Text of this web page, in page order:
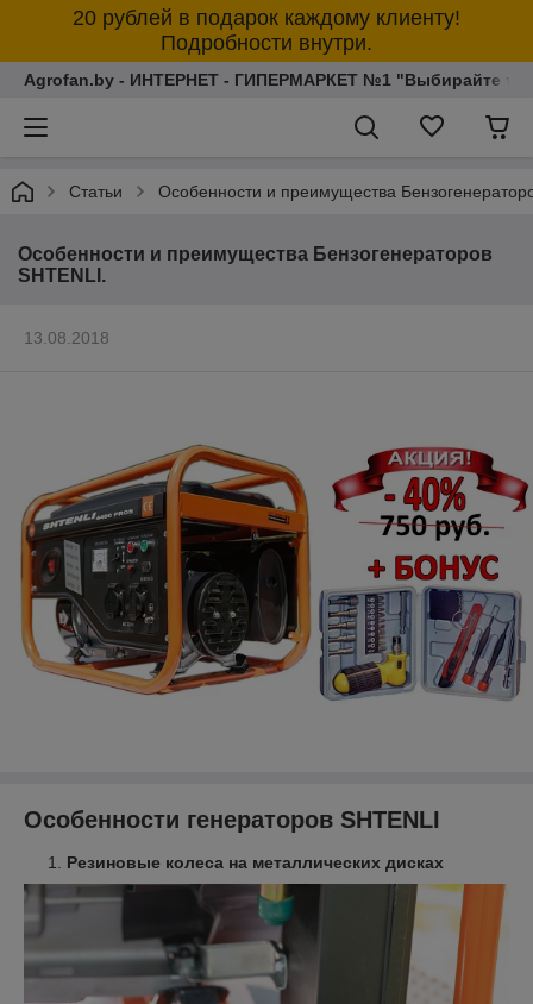
20 рублей в подарок каждому клиенту!
Подробности внутри.
Agrofan.by - ИНТЕРНЕТ - ГИПЕРМАРКЕТ №1 "Выбирайте
Статьи Особенности и преимущества
Особенности и преимущества Бензогенераторов
SHTENLI.
13.08.2018
Особенности генераторов SHTENLI
Резиновые колеса на металлических дисках